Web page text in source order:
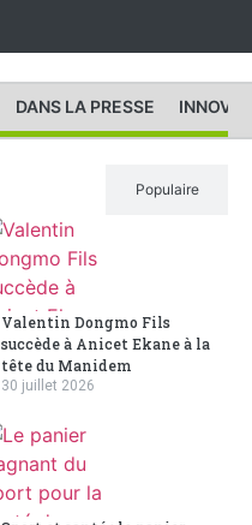
DANS LA PRESSE
Populaire
Valentin Dongmo Fils
succède à Anicet Ekane à la
tête du Manidem
30 juillet 2026